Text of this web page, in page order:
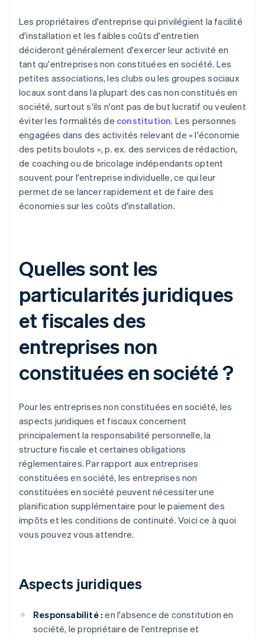
Les propriétaires d'entreprise qui privilégient la facilité
d'installation et les faibles coûts d'entretien
décideront généralement d'exercer leur activité en
tant qu'entreprises non constituées en société. Les
petites associations, les clubs ou les groupes sociaux
locaux sont dans la plupart des cas non constitués en
société, surtout s'ils n'ont pas de but lucratif ou veulent
éviter les formalités de constitution. Les personnes
engagées dans des activités relevant de « l'économie
des petits boulots », p. ex. des services de rédaction,
de coaching ou de bricolage indépendants optent
souvent pour l'entreprise individuelle, ce qui leur
permet de se lancer rapidement et de faire des
économies sur les coûts d'installation.
Quelles sont les
particularités juridiques
et fiscales des
entreprises non
constituées en société ?
Pour les entreprises non constituées en société, les
aspects juridiques et fiscaux concernent
principalement la responsabilité personnelle, la
structure fiscale et certaines obligations
réglementaires. Par rapport aux entreprises
constituées en société, les entreprises non
constituées en société peuvent nécessiter une
planification supplémentaire pour le paiement des
impôts et les conditions de continuité. Voici ce à quoi
vous pouvez vous attendre.
Aspects juridiques
Responsabilité : en l'absence de constitution en
société, le propriétaire de l'entreprise et